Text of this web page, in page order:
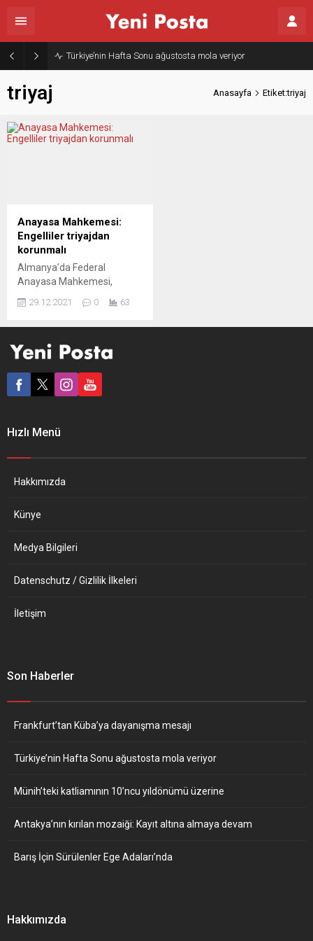
Türkiye’nin Hafta Sonu ağustosta mola veriyor
triyaj Anasayfa Etiket:triyaj
Anayasa Mahkemesi:
Engelliler triyajdan
korunmalı
Almanya’da Federal
Anayasa Mahkemesi,
başvurulmak durumunda
önlem alması gerektiğine
Dünya Savaşı’nda
başvurulan triyaj sistemi,
yaşama şansı ve aciliyeti
sıralaması yapılması
aylarda artan korona...
29.12.2021 0 63
Hızlı Menü
Hakkımızda
Künye
Medya Bilgileri
Datenschutz / Gizlilik İlkeleri
İletişim
Son Haberler
Frankfurt’tan Küba’ya dayanışma mesajı
Türkiye’nin Hafta Sonu ağustosta mola veriyor
Münih’teki katliamının 10’ncu yıldönümü üzerine
Antakya’nın kırılan mozaiği: Kayıt altına almaya devam
Barış İçin Sürülenler Ege Adaları’nda
Hakkımızda